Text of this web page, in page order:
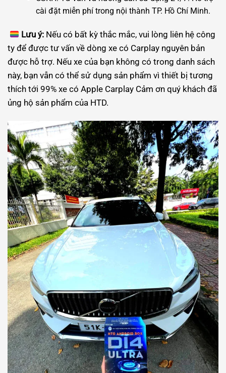
cài đặt miễn phí trong nội thành TP. Hồ Chí Minh.
Lưu ý: Nếu có bất kỳ thắc mắc, vui lòng liên hệ công
ty để được tư vấn về dòng xe có Carplay nguyên bản
được hỗ trợ. Nếu xe của bạn không có trong danh sách
này, bạn vẫn có thể sử dụng sản phẩm vì thiết bị tương
thích tới 99% xe có Apple Carplay Cảm ơn quý khách đã
ủng hộ sản phẩm của HTD.